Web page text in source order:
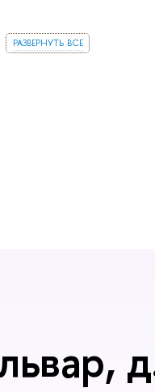
развернуть все